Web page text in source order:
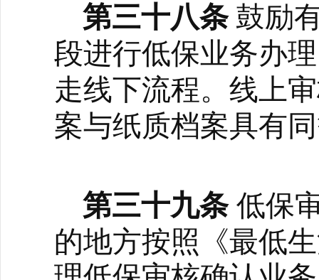
第三十八条 鼓励
段进行低保业务办
走线下流程。线上
案与纸质档案具有
第三十九条 低保
的地方按照《最低